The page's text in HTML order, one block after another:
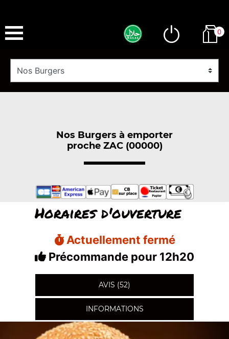
0
Nos Burgers à emporter
proche ZAC (00000)
Horaires d'ouverture
Actuellement fermé
Précommande pour 12h20
AVIS (52)
INFORMATIONS